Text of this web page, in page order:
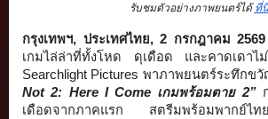
รับชมตัวอย่างภาพยนตร์ได้ ที่นี่
กรุงเทพฯ, ประเทศไทย, 2 กรกฎาคม 2569
เกมไล่ล่าที่ทั้งโหด ดุเดือด และคาดเดาไม่
Searchlight Pictures พาภาพยนตร์ระทึกข
Not 2: Here I Come เกมพร้อมตาย 2” ก
เดือดจากภาคแรก สตรีมพร้อมพากย์ไท